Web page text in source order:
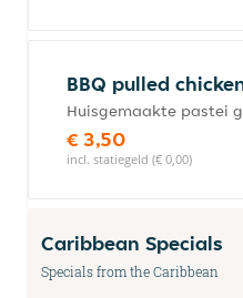
BBQ pulled
Huisgemaakte pastei
€ 3,50
incl. statiegeld (€ 0,00)
Caribbean Specials
Specials from the Caribbean